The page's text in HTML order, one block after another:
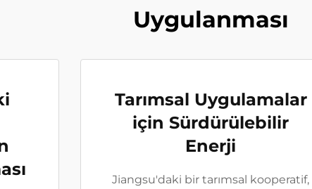
Uygulanması
Tarımsal Uygulamalar
için Sürdürülebilir
Enerji
Jiangsu'daki bir tarımsal kooperatif,